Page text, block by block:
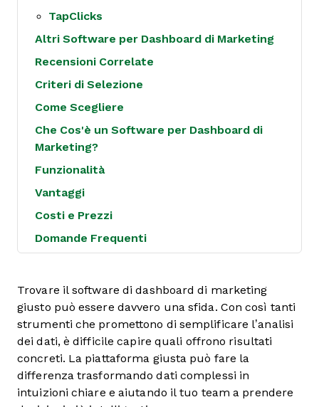
TapClicks
Altri Software per Dashboard di Marketing
Recensioni Correlate
Criteri di Selezione
Come Scegliere
Che Cos'è un Software per Dashboard di
Marketing?
Funzionalità
Vantaggi
Costi e Prezzi
Domande Frequenti
Trovare il software di dashboard di marketing
giusto può essere davvero una sfida. Con così tanti
strumenti che promettono di semplificare l’analisi
dei dati, è difficile capire quali offrono risultati
concreti. La piattaforma giusta può fare la
differenza trasformando dati complessi in
intuizioni chiare e aiutando il tuo team a prendere